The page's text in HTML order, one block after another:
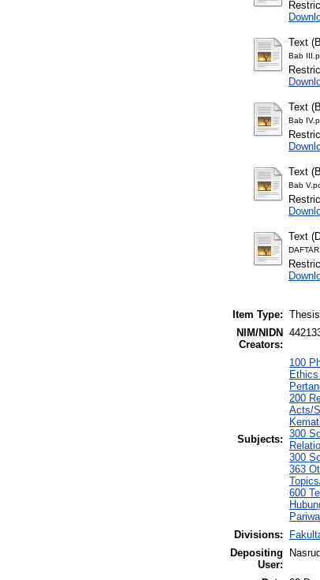
Text
Bab
Text
Bab
Text
Bab
Text
Item Type:
NIM/NIDN
Creators:
Subjects:
100
200
Acts/
300
300
363
600
Divisions:
Depositing
User: